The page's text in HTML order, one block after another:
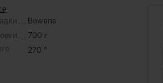
Bowens
700 г
270 °